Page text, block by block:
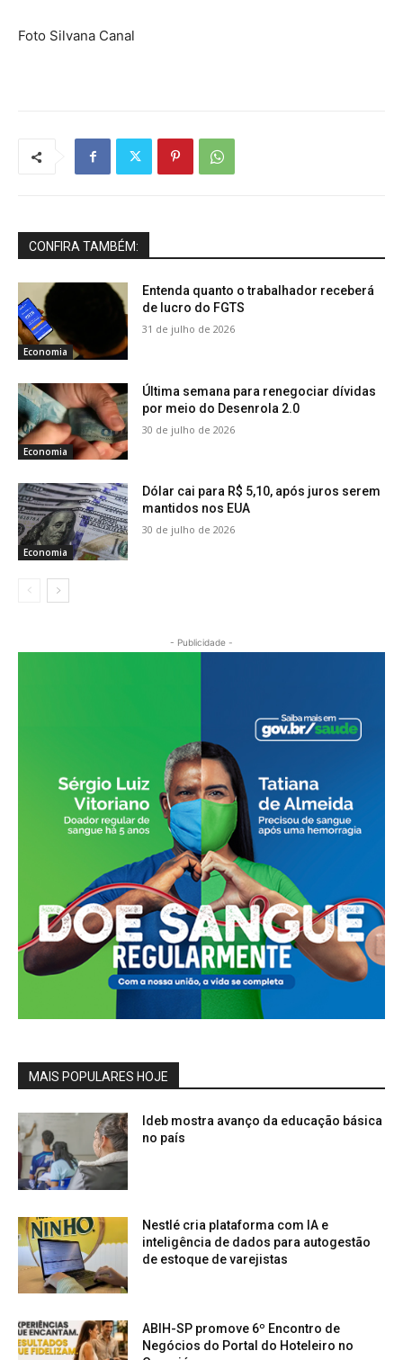
Foto Silvana Canal
CONFIRA TAMBÉM:
Economia
Entenda quanto o trabalhador receberá
de lucro do FGTS
31 de julho de 2026
Economia
Última semana para renegociar dívidas
por meio do Desenrola 2.0
30 de julho de 2026
Economia
Dólar cai para R$ 5,10, após juros serem
mantidos nos EUA
30 de julho de 2026
- Publicidade -
MAIS POPULARES HOJE
Ideb mostra avanço da educação básica
no país
Nestlé cria plataforma com IA e
inteligência de dados para autogestão
de estoque de varejistas
ABIH-SP promove 6º Encontro de
Negócios do Portal do Hoteleiro no